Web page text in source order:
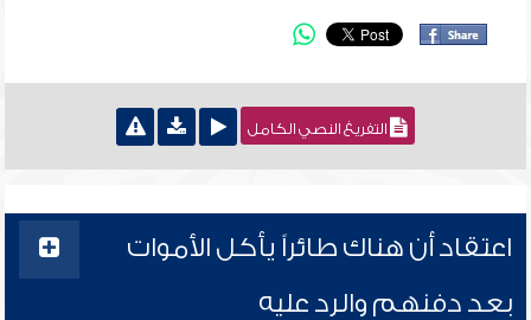
التفريغ النصي الكامل
اعتقاد أن هناك طائراً يأكل الأموات
بعد دفنهم والرد عليه